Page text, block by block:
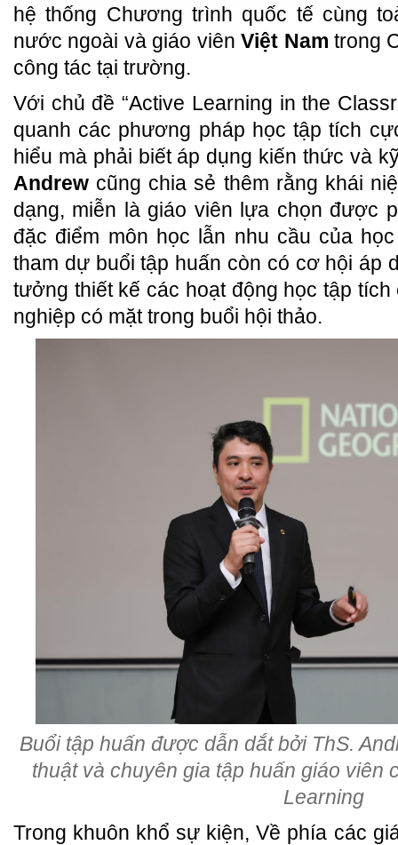
hệ thống Chương trình quốc tế cùng
nước ngoài và giáo viênViệt Nam trong
công tác tại trường.
Với chủ đề “Active Learning in the
quanh các phương pháp học tập tích
hiểu mà phải biết áp dụng kiến thức và
Andrew cũng chia sẻ thêm rằng khái
dạng, miễn là giáo viên lựa chọn được
đặc điểm môn học lẫn nhu cầu của
tham dự buổi tập huấn còn có cơ hội áp
tưởng thiết kế các hoạt động học tập
nghiệp có mặt trong buổi hội thảo.
Buổi tập huấn được dẫn dắt bởi ThS.
thuật và chuyên gia tập huấn giáo viên
Learning
Trong khuôn khổ sự kiện, Về phía các